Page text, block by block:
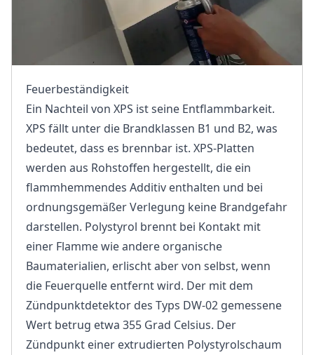
Feuerbeständigkeit
Ein Nachteil von XPS ist seine Entflammbarkeit.
XPS fällt unter die Brandklassen B1 und B2, was
bedeutet, dass es brennbar ist. XPS-Platten
werden aus Rohstoffen hergestellt, die ein
flammhemmendes Additiv enthalten und bei
ordnungsgemäßer Verlegung keine Brandgefahr
darstellen. Polystyrol brennt bei Kontakt mit
einer Flamme wie andere organische
Baumaterialien, erlischt aber von selbst, wenn
die Feuerquelle entfernt wird. Der mit dem
Zündpunktdetektor des Typs DW-02 gemessene
Wert betrug etwa 355 Grad Celsius. Der
Zündpunkt einer extrudierten Polystyrolschaum